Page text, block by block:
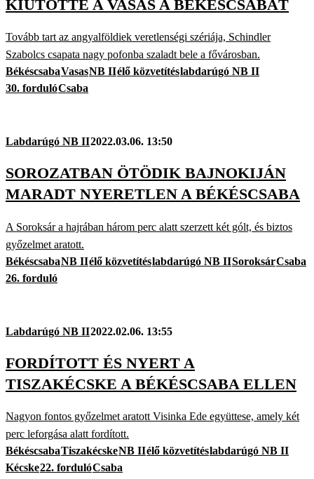
KIÜTÖTTE A VASAS A BÉKÉSCSABÁT
Tovább tart az angyalföldiek veretlenségi szériája, Schindler
Szabolcs csapata nagy pofonba szaladt bele a fővárosban.
BékéscsabaVasasNB IIélő közvetítéslabdarúgó NB II
30. fordulóCsaba
Labdarúgó NB II2022.03.06. 13:50
SOROZATBAN ÖTÖDIK BAJNOKIJÁN
MARADT NYERETLEN A BÉKÉSCSABA
A Soroksár a hajrában három perc alatt szerzett két gólt, és biztos
győzelmet aratott.
BékéscsabaNB IIélő közvetítéslabdarúgó NB IISoroksárCsaba
26. forduló
Labdarúgó NB II2022.02.06. 13:55
FORDÍTOTT ÉS NYERT A
TISZAKÉCSKE A BÉKÉSCSABA ELLEN
Nagyon fontos győzelmet aratott Visinka Ede együttese, amely két
perc leforgása alatt fordított.
BékéscsabaTiszakécskeNB IIélő közvetítéslabdarúgó NB II
Kécske22. fordulóCsaba